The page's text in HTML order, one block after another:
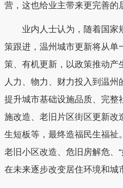
营，这也给业主带来更完善的
业内人士认为，随着国家
策跟进，温州城市更新将从单
策、有机更新，以政策推动产
人力、物力、财力投入到温州
提升城市基础设施品质、完整
施改造、老旧片区街区更新改
生短板等，最终造福民生福祉
老旧小区改造、危旧房解危、
在未来逐步改变居住环境和城